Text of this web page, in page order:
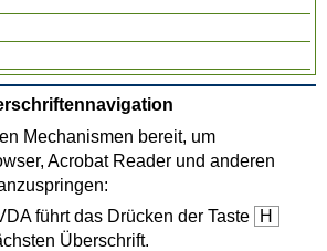
Mechanismen bereit, um
Acrobat Reader und anderen
führt das Drücken der Taste
H
Überschrift.